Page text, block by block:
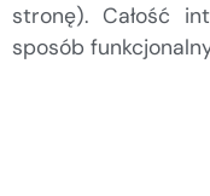
stronę). Całość
sposób